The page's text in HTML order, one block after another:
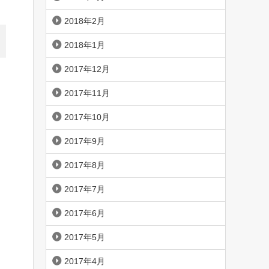
2018年2月
2018年1月
2017年12月
2017年11月
2017年10月
2017年9月
2017年8月
2017年7月
2017年6月
2017年5月
2017年4月